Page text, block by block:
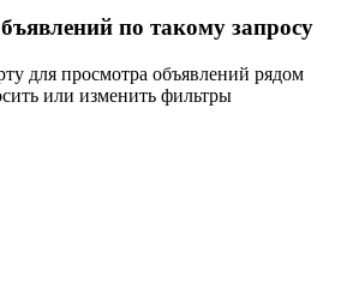
по такому запросу
для просмотра объявлений рядом
или изменить фильтры